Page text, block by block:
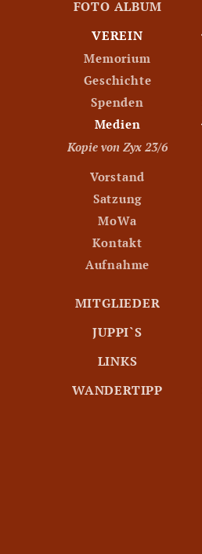
FOTO ALBUM
VEREIN
Memorium
Geschichte
Spenden
Medien
Kopie von Zyx 23/6
Vorstand
Satzung
MoWa
Kontakt
Aufnahme
MITGLIEDER
JUPPI`S
LINKS
WANDERTIPP